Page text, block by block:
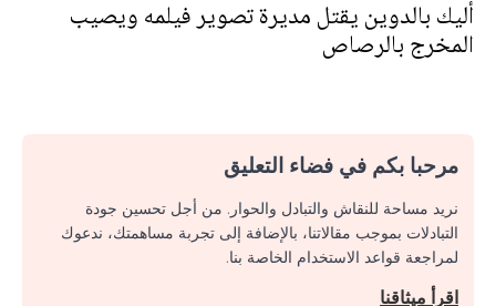
أليك بالدوين يقتل مديرة تصوير فيلمه ويصيب
المخرج بالرصاص
مرحبا بكم في فضاء التعليق
نريد مساحة للنقاش والتبادل والحوار. من أجل تحسين جودة
التبادلات بموجب مقالاتنا، بالإضافة إلى تجربة مساهمتك، ندعوك
لمراجعة قواعد الاستخدام الخاصة بنا.
اقرأ ميثاقنا